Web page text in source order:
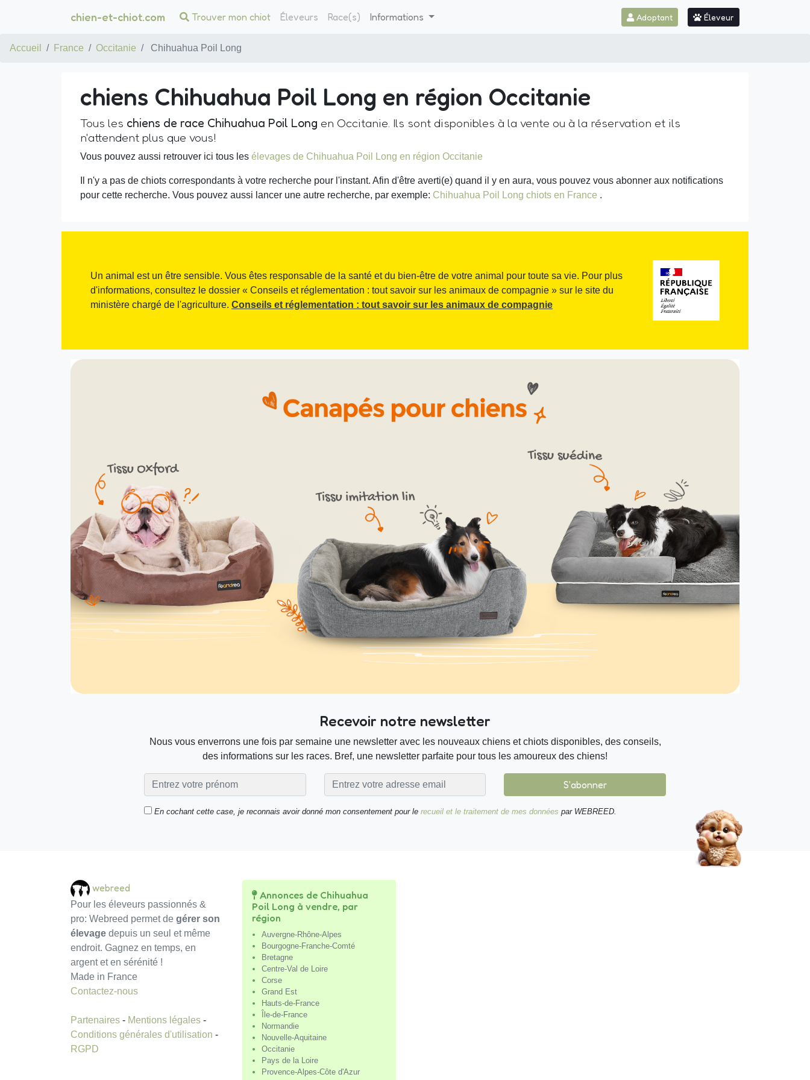
chien-et-chiot.com Trouver mon chiot Éleveurs Race(s) Informations Adoptant Éleveur
Accueil France Occitanie Chihuahua Poil Long
chiens Chihuahua Poil Long en région Occitanie
Tous les chiens de race Chihuahua Poil Long en Occitanie. Ils sont disponibles à la vente ou à la réservation et ils
n'attendent plus que vous!
Vous pouvez aussi retrouver ici tous les élevages de Chihuahua Poil Long en région Occitanie
Il n'y a pas de chiots correspondants à votre recherche pour l'instant. Afin d'être averti(e) quand il y en aura, vous pouvez vous abonner aux notifications
pour cette recherche. Vous pouvez aussi lancer une autre recherche, par exemple: Chihuahua Poil Long chiots en France .
Un animal est un être sensible. Vous êtes responsable de la santé et du bien-être de votre animal pour toute sa vie. Pour plus
d'informations, consultez le dossier « Conseils et réglementation : tout savoir sur les animaux de compagnie » sur le site du
ministère chargé de l'agriculture. Conseils et réglementation : tout savoir sur les animaux de compagnie
Recevoir notre newsletter
Nous vous enverrons une fois par semaine une newsletter avec les nouveaux chiens et chiots disponibles, des conseils,
des informations sur les races. Bref, une newsletter parfaite pour tous les amoureux des chiens!
S'abonner
En cochant cette case, je reconnais avoir donné mon consentement pour le recueil et le traitement de mes données par WEBREED.
webreed
Pour les éleveurs passionnés &
pro: Webreed permet de gérer son
élevage depuis un seul et même
endroit. Gagnez en temps, en
argent et en sérénité !
Made in France
Contactez-nous
Partenaires - Mentions légales -
Conditions générales d'utilisation -
RGPD
Annonces de Chihuahua
Poil Long à vendre, par
région
Auvergne-Rhône-Alpes
Bourgogne-Franche-Comté
Bretagne
Centre-Val de Loire
Corse
Grand Est
Hauts-de-France
Île-de-France
Normandie
Nouvelle-Aquitaine
Occitanie
Pays de la Loire
Provence-Alpes-Côte d'Azur